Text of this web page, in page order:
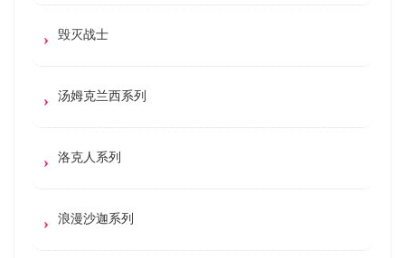
毁灭战士
汤姆克兰西系列
洛克人系列
浪漫沙迦系列